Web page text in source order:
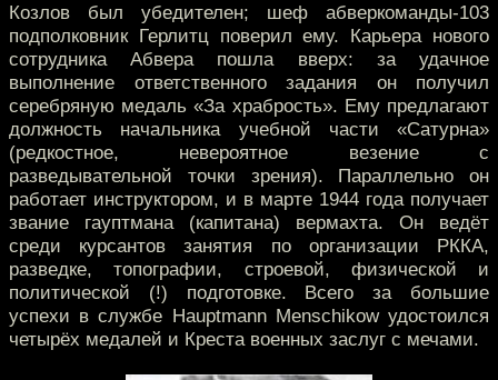
Козлов был убедителен; шеф абверкоманды-103
подполковник Герлитц поверил ему. Карьера нового
сотрудника Абвера пошла вверх: за удачное
выполнение ответственного задания он получил
серебряную медаль «За храбрость». Ему предлагают
должность начальника учебной части «Сатурна»
(редкостное, невероятное везение с
разведывательной точки зрения). Параллельно он
работает инструктором, и в марте 1944 года получает
звание гауптмана (капитана) вермахта. Он ведёт
среди курсантов занятия по организации РККА,
разведке, топографии, строевой, физической и
политической (!) подготовке. Всего за большие
успехи в службе Hauptmann Menschikow удостоился
четырёх медалей и Креста военных заслуг с мечами.